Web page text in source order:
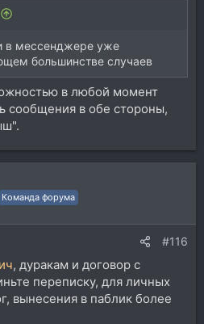
в мессенджере уже
большинстве случаев
в любой момент
сообщения в обе стороны,
Команда форума
#116
, дуракам и договор с
переписку, для личных
вынесения в паблик более